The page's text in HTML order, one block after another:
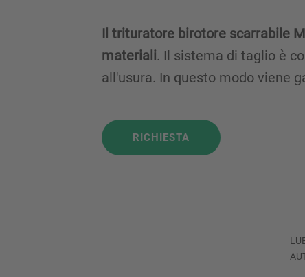
Il trituratore birotore scarrabile
materiali. Il sistema di taglio è
all'usura. In questo modo viene
RICHIESTA